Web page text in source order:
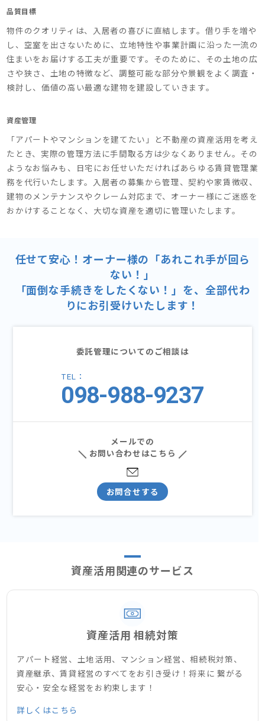
品質目標
物件のクオリティは、入居者の喜びに直結します。借り手を増や
し、空室を出さないために、立地特性や事業計画に沿った一流の
住まいをお届けする工夫が重要です。そのために、その土地の広
さや狭さ、土地の特徴など、調整可能な部分や景観をよく調査・
検討し、価値の高い最適な建物を建設していきます。
資産管理
「アパートやマンションを建てたい」と不動産の資産活用を考え
たとき、実際の管理方法に手間取る方は少なくありません。その
ようなお悩みも、日宅にお任せいただければあらゆる賃貸管理業
務を代行いたします。入居者の募集から管理、契約や家賃徴収、
建物のメンテナンスやクレーム対応まで、オーナー様にご迷惑を
おかけすることなく、大切な資産を適切に管理いたします。
任せて安心！オーナー様の「あれこれ手が回ら
ない！」
「面倒な手続きをしたくない！」を、全部代わ
りにお引受けいたします！
委託管理についてのご相談は
TEL：
098-988-9237
メールでの
お問い合わせはこちら
お問合せする
資産活用関連のサービス
資産活用 相続対策
アパート経営、土地活用、マンション経営、相続税対策、
資産継承、賃貸経営のすべてをお引き受け！将来に 繋がる
安心・安全な経営をお約束します！
詳しくはこちら